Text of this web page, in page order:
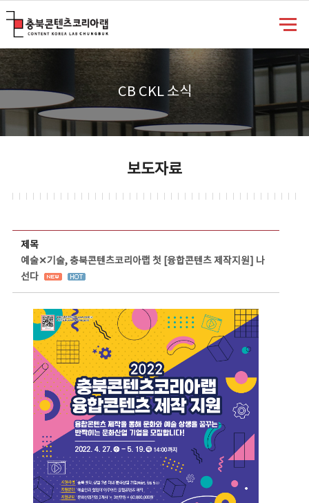
CB CKL 소식
보도자료
제목
예술✕기술, 충북콘텐츠코리아랩 첫 [융합콘텐츠 제작지원] 나
선다